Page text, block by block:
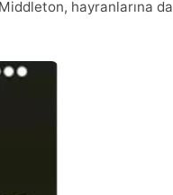
hayranlarına da